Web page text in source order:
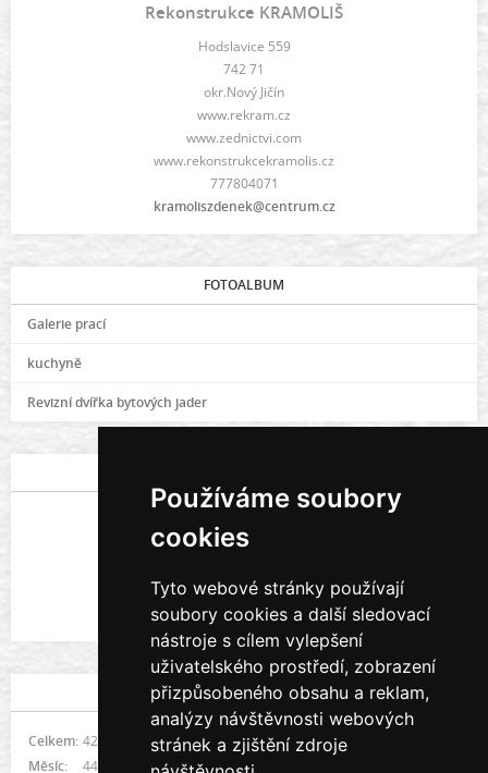
Používáme soubory
cookies
Tyto webové stránky používají
soubory cookies a další sledovací
nástroje s cílem vylepšení
uživatelského prostředí, zobrazení
přizpůsobeného obsahu a reklam,
analýzy návštěvnosti webových
stránek a zjištění zdroje
Rekonstrukce KRAMOLIŠ
Hodslavice 559
742 71
okr.Nový Jičín
www.rekram.cz
www.zednictvi.com
www.rekonstrukcekramolis.cz
777804071
kramoliszdenek@centrum.cz
FOTOALBUM
Galerie prací
kuchyně
Revizní dvířka bytových jader
Galerie prací
STATISTIKY
Celkem: 421888
Měsíc:
4438